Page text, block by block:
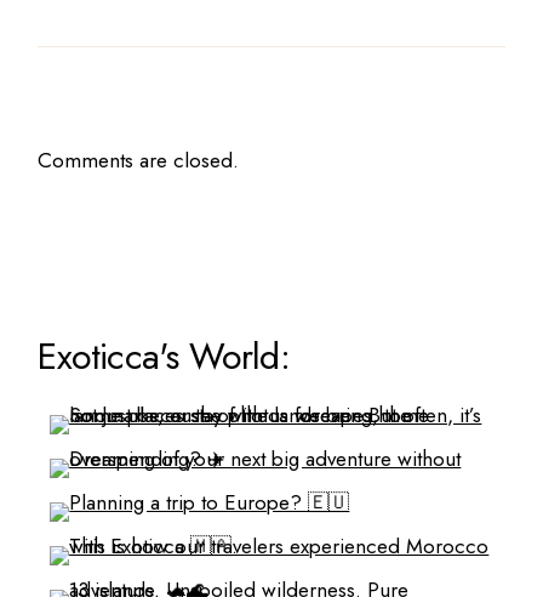
Comments are closed.
Exoticca's World: